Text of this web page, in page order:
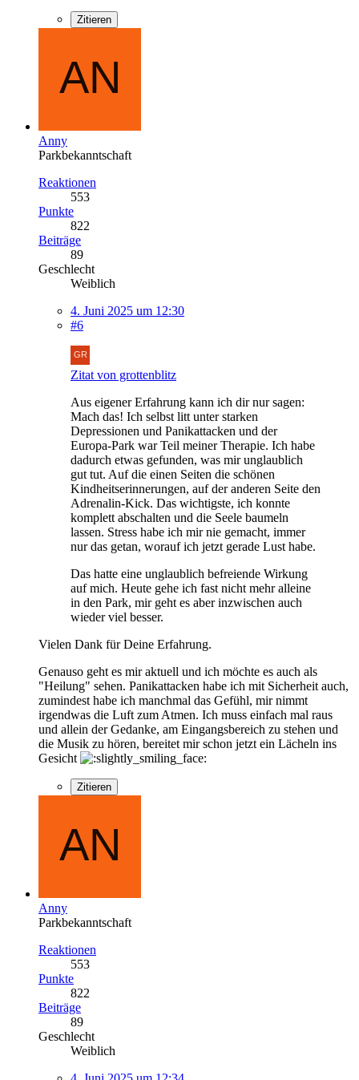
Zitieren
Anny
Parkbekanntschaft
Reaktionen
553
Punkte
822
Beiträge
89
Geschlecht
Weiblich
4. Juni 2025 um 12:30
#6
Zitat von grottenblitz
Aus eigener Erfahrung kann ich dir nur sagen:
Mach das! Ich selbst litt unter starken
Depressionen und Panikattacken und der
Europa-Park war Teil meiner Therapie. Ich habe
dadurch etwas gefunden, was mir unglaublich
gut tut. Auf die einen Seiten die schönen
Kindheitserinnerungen, auf der anderen Seite den
Adrenalin-Kick. Das wichtigste, ich konnte
komplett abschalten und die Seele baumeln
lassen. Stress habe ich mir nie gemacht, immer
nur das getan, worauf ich jetzt gerade Lust habe.
Das hatte eine unglaublich befreiende Wirkung
auf mich. Heute gehe ich fast nicht mehr alleine
in den Park, mir geht es aber inzwischen auch
wieder viel besser.
Vielen Dank für Deine Erfahrung.
Genauso geht es mir aktuell und ich möchte es auch als
"Heilung" sehen. Panikattacken habe ich mit Sicherheit auch,
zumindest habe ich manchmal das Gefühl, mir nimmt
irgendwas die Luft zum Atmen. Ich muss einfach mal raus
und allein der Gedanke, am Eingangsbereich zu stehen und
die Musik zu hören, bereitet mir schon jetzt ein Lächeln ins
Gesicht
Zitieren
Anny
Parkbekanntschaft
Reaktionen
553
Punkte
822
Beiträge
89
Geschlecht
Weiblich